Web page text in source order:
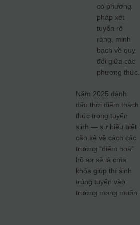
có phương
pháp xét
tuyển rõ
ràng, minh
bạch về quy
đổi giữa các
phương thức.
Năm 2025 đánh
dấu thời điểm thách
thức trong tuyển
sinh — sự hiểu biết
cặn kẽ về cách các
trường “điểm hoá”
hồ sơ sẽ là chìa
khóa giúp thí sinh
trúng tuyển vào
trường mong muốn.